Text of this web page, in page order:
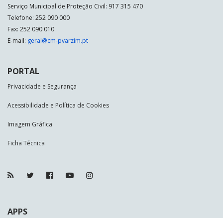
Serviço Municipal de Proteção Civil: 917 315 470
Telefone: 252 090 000
Fax: 252 090 010
E-mail: geral@cm-pvarzim.pt
PORTAL
Privacidade e Segurança
Acessibilidade e Política de Cookies
Imagem Gráfica
Ficha Técnica
APPS